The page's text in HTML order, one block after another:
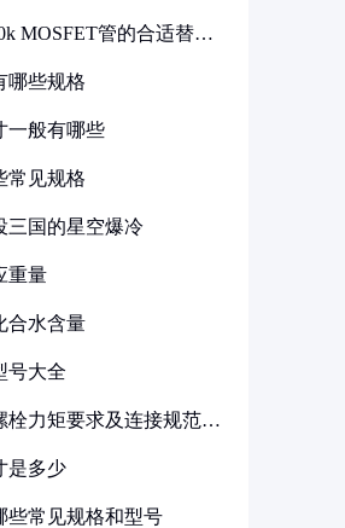
MOSFET管的合适替代
哪些规格
一般有哪些
常见规格
三国的星空爆冷
重量
合水含量
号大全
栓力矩要求及连接规范详
是多少
些常见规格和型号